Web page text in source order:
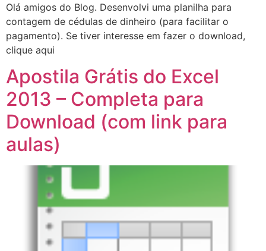
Olá amigos do Blog. Desenvolvi uma planilha para
contagem de cédulas de dinheiro (para facilitar o
pagamento). Se tiver interesse em fazer o download,
clique aqui
Apostila Grátis do Excel
2013 – Completa para
Download (com link para
aulas)